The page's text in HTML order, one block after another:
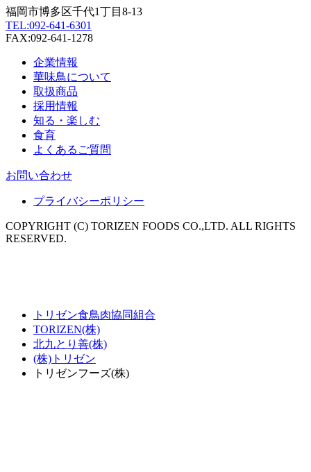
福岡市博多区千代1丁目8-13
TEL:092-641-6301
FAX:092-641-1278
企業情報
華味鳥について
取扱商品
採用情報
知る・楽しむ
食育
よくあるご質問
お問い合わせ
プライバシーポリシー
COPYRIGHT (C) TORIZEN FOODS CO.,LTD. ALL RIGHTS
RESERVED.
トリゼン食鳥肉協同組合
TORIZEN(株)
北九とり善(株)
(株)トリゼン
トリゼンフーズ(株)